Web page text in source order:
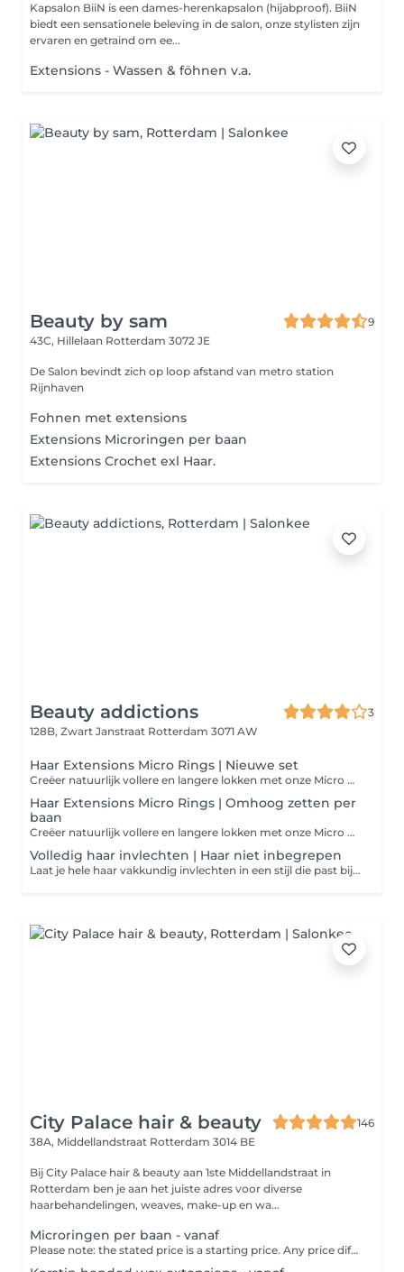
Kapsalon BiiN is een dames-herenkapsalon (hijabproof). BiiN
biedt een sensationele beleving in de salon, onze stylisten zijn
ervaren en getraind om ee...
Extensions - Wassen & föhnen v.a.
Beauty by sam
9
43C, Hillelaan Rotterdam 3072 JE
De Salon bevindt zich op loop afstand van metro station
Rijnhaven
Fohnen met extensions
Extensions Microringen per baan
Extensions Crochet exl Haar.
Beauty addictions
3
128B, Zwart Janstraat Rotterdam 3071 AW
Haar Extensions Micro Rings | Nieuwe set
Creëer natuurlijk vollere en langere lokken met onze Micro Rings extensions. Deze methode is volledig lijm- en hittevrij, waardoor je eigen haar minimaal belast wordt. De extensions worden bevestigd met kleine, onopvallende ringetjes voor een naadloze en langdurige look. Kom met schoon, gewassen haar naar je afspraak of kies voor een professionele wasbehandeling in de salon voor €35.
Haar Extensions Micro Rings | Omhoog zetten per
baan
Creëer natuurlijk vollere en langere lokken met onze Micro Rings extensions. Deze methode is volledig lijm- en hittevrij, waardoor je eigen haar minimaal belast wordt. De extensions worden bevestigd met kleine, onopvallende ringetjes voor een naadloze en langdurige look. Kom met schoon, gewassen haar naar je afspraak of kies voor een professionele wasbehandeling in de salon voor €35.
Volledig haar invlechten | Haar niet inbegrepen
Laat je hele haar vakkundig invlechten in een stijl die past bij jouw voorkeur. Deze behandeling is perfect als basis voor een pruik, protective style of gewoon voor een strakke, nette look. Het haar wordt strak en gelijkmatig ingevlochten, met oog voor detail en comfort. Haar is niet inbegrepen. Kom met schoon, gewassen haar naar je afspraak of kies voor een professionele wasbehandeling in de salon voor €35.
City Palace hair & beauty
146
38A, Middellandstraat Rotterdam 3014 BE
Bij City Palace hair & beauty aan 1ste Middellandstraat in
Rotterdam ben je aan het juiste adres voor diverse
haarbehandelingen, weaves, make-up en wa...
Microringen per baan - vanaf
Please note: the stated price is a starting price. Any price difference will be settled in the salon. This method uses small rings in the color of your hair. Then a tuft of your own hair, together with an extension, is pulled through the ring with a special needle. Then the ring is pinched close to the scalp.